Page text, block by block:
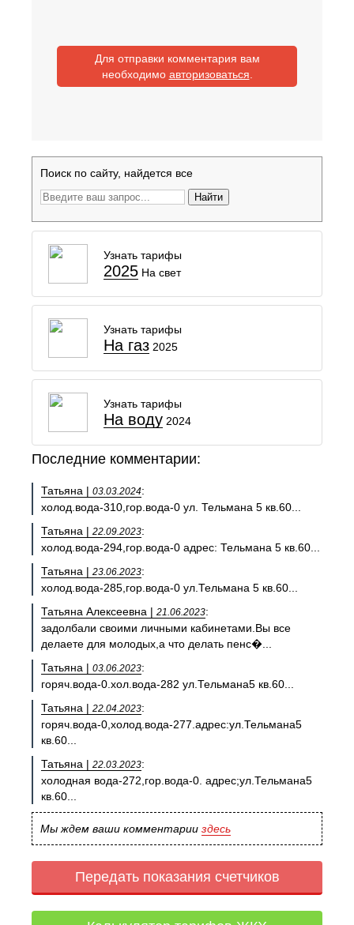
Для отправки комментария вам
необходимо авторизоваться
Поиск по сайту, найдется все
Найти
Узнать тарифы
2025 На свет
Узнать тарифы
На газ 2025
Узнать тарифы
На воду 2024
Последние комментарии:
Татьяна | 03.03.2024:
холод.вода-310,гор.вода-0 ул. Тельмана 5 кв.60...
Татьяна | 22.09.2023:
холод.вода-294,гор.вода-0 адрес: Тельмана 5 кв.60...
Татьяна | 23.06.2023:
холод.вода-285,гор.вода-0 ул.Тельмана 5 кв.60...
Татьяна Алексеевна | 21.06.2023:
задолбали своими личными кабинетами.Вы все
делаете для молодых,а что делать пенс�...
Татьяна | 03.06.2023:
горяч.вода-0.хол.вода-282 ул.Тельмана5 кв.60...
Татьяна | 22.04.2023:
горяч.вода-0,холод.вода-277.адрес:ул.Тельмана5
кв.60...
Татьяна | 22.03.2023:
холодная вода-272,гор.вода-0. адрес;ул.Тельмана5
кв.60...
Мы ждем ваши комментарии здесь
Передать показания счетчиков